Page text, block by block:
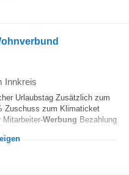
Innkreis
Urlaubstag Zusätzlich zum
Zuschuss zum Klimaticket
Mitarbeiter-Werbung Bezahlung